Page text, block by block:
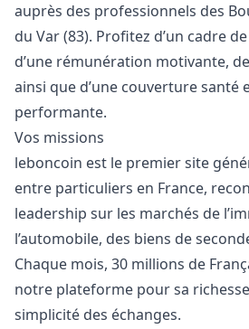
auprès des professionnels des
du Var (83). Profitez d’un cadre
d’une rémunération motivante,
ainsi que d’une couverture santé
performante.
Vos missions
leboncoin est le premier site
entre particuliers en France,
leadership sur les marchés de
l’automobile, des biens de
Chaque mois, 30 millions de
notre plateforme pour sa
simplicité des échanges.